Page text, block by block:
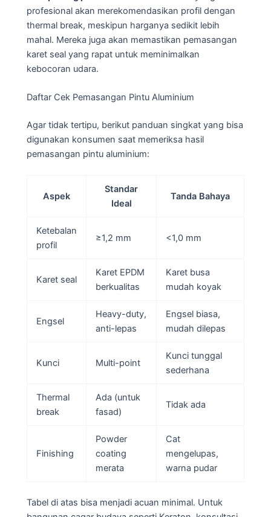
profesional akan merekomendasikan profil dengan
thermal break, meskipun harganya sedikit lebih
mahal. Mereka juga akan memastikan pemasangan
karet seal yang rapat untuk meminimalkan
kebocoran udara.
Daftar Cek Pemasangan Pintu Aluminium
Agar tidak tertipu, berikut panduan singkat yang bisa
digunakan konsumen saat memeriksa hasil
pemasangan pintu aluminium:
Aspek
Standar
Ideal
Tanda Bahaya
Ketebalan
profil
≥1,2 mm <1,0 mm
Karet seal
Karet EPDM
berkualitas
Karet busa
mudah koyak
Engsel
Heavy-duty,
anti-lepas
Engsel biasa,
mudah dilepas
Kunci Multi-point
Kunci tunggal
sederhana
Thermal
break
Ada (untuk
fasad)
Tidak ada
Finishing
Powder
coating
merata
Cat
mengelupas,
warna pudar
Tabel di atas bisa menjadi acuan minimal. Untuk